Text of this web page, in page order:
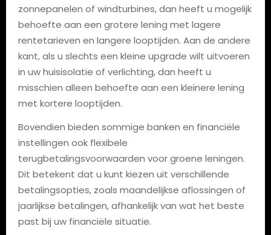
zonnepanelen of windturbines, dan heeft u mogelijk
behoefte aan een grotere lening met lagere
rentetarieven en langere looptijden. Aan de andere
kant, als u slechts een kleine upgrade wilt uitvoeren
in uw huisisolatie of verlichting, dan heeft u
misschien alleen behoefte aan een kleinere lening
met kortere looptijden.
Bovendien bieden sommige banken en financiële
instellingen ook flexibele
terugbetalingsvoorwaarden voor groene leningen.
Dit betekent dat u kunt kiezen uit verschillende
betalingsopties, zoals maandelijkse aflossingen of
jaarlijkse betalingen, afhankelijk van wat het beste
past bij uw financiële situatie.